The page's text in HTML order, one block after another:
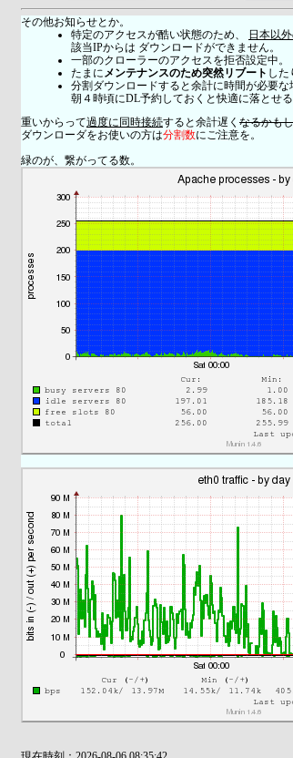
その他お知らせとか。
特定のアクセスが酷い状態のため、
日本以
該当IPからは ダウンロードができません。
一部のクローラーのアクセスを拒否設定中。
たまにメンテナンスのため突然リブート し
分割ダウンロードすると余計に時間が必要な
朝４時頃にDL予約しておくと快適に落とせる
重いからって過度に同時接続すると余計遅く なるかも
ダウンローダをお使いの方は分割数にご注意を。
緑のが、繋がってる数。